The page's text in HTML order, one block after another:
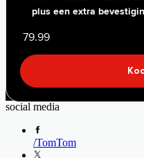
plus een extra
79.99
social media
/TomTom